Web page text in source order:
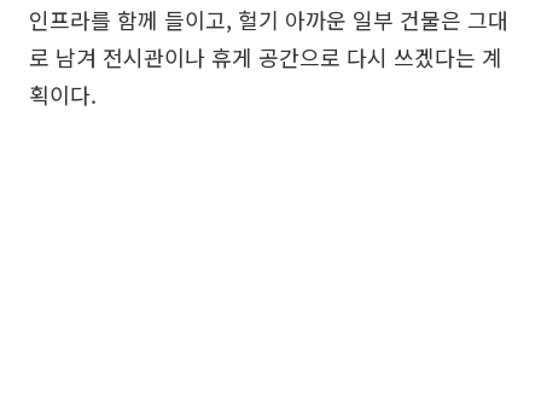
인프라를 함께 들이고, 헐기 아까운 일부 건물은 그대
로 남겨 전시관이나 휴게 공간으로 다시 쓰겠다는 계
획이다.